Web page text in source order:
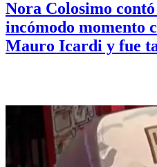
Nora Colosimo
incómodo momento
Mauro Icardi y fue